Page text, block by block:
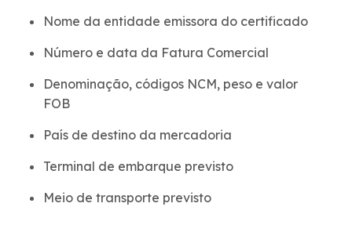
Nome da entidade emissora do certificado
Número e data da Fatura Comercial
Denominação, códigos NCM, peso e valor
FOB
País de destino da mercadoria
Terminal de embarque previsto
Meio de transporte previsto